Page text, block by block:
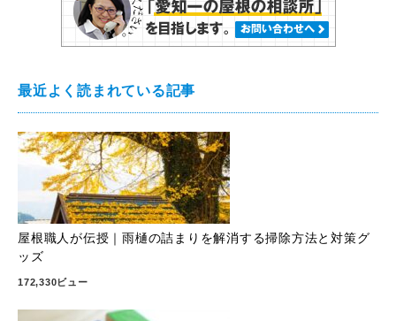
最近よく読まれている記事
屋根職人が伝授｜雨樋の詰まりを解消する掃除方法と対策グ
ッズ
172,330ビュー